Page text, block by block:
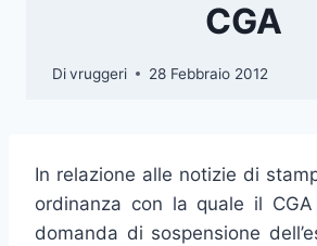
CGA
Divruggeri 28 Febbraio 2012
In relazione alle notizie di
ordinanza con la quale il
domanda di sospensione